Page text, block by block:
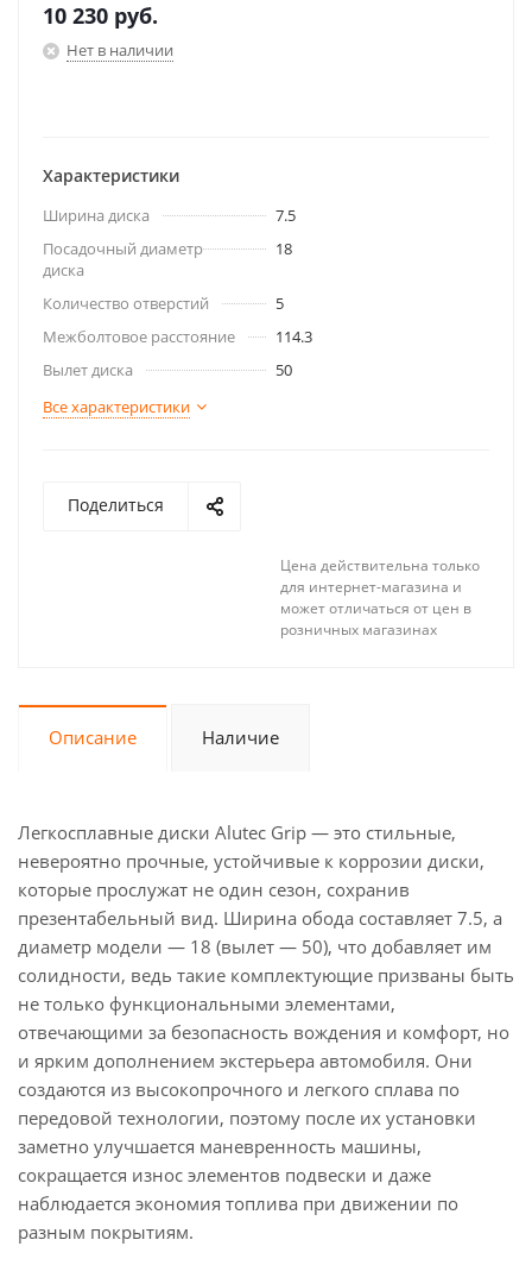
10 230 руб.
Нет в наличии
Характеристики
Ширина диска
7.5
Посадочный диаметр
диска
18
Количество отверстий
5
Межболтовое расстояние
114.3
Вылет диска
50
Все характеристики
Поделиться
Цена действительна только
для интернет-магазина и
может отличаться от цен в
розничных магазинах
Описание Наличие
Легкосплавные диски Alutec Grip — это стильные,
невероятно прочные, устойчивые к коррозии диски,
которые прослужат не один сезон, сохранив
презентабельный вид. Ширина обода составляет 7.5, а
диаметр модели — 18 (вылет — 50), что добавляет им
солидности, ведь такие комплектующие призваны быть
не только функциональными элементами,
отвечающими за безопасность вождения и комфорт, но
и ярким дополнением экстерьера автомобиля. Они
создаются из высокопрочного и легкого сплава по
передовой технологии, поэтому после их установки
заметно улучшается маневренность машины,
сокращается износ элементов подвески и даже
наблюдается экономия топлива при движении по
разным покрытиям.